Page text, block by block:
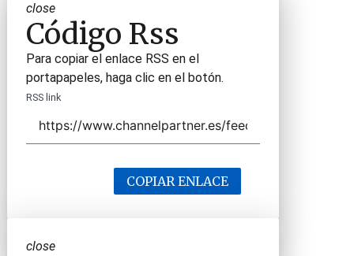
close
Código Rss
Para copiar el enlace RSS en el
portapapeles, haga clic en el botón.
RSS link
COPIAR ENLACE
close